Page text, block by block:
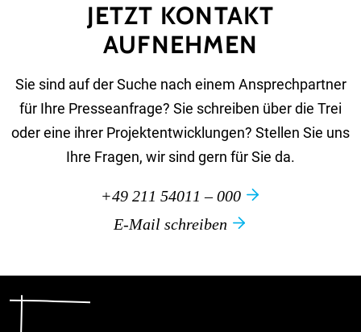
JETZT KONTAKT
AUFNEHMEN
Sie sind auf der Suche nach einem Ansprechpartner
für Ihre Presseanfrage? Sie schreiben über die Trei
oder eine ihrer Projektentwicklungen? Stellen Sie uns
Ihre Fragen, wir sind gern für Sie da.
+49 211 54011 – 000
E-Mail schreiben